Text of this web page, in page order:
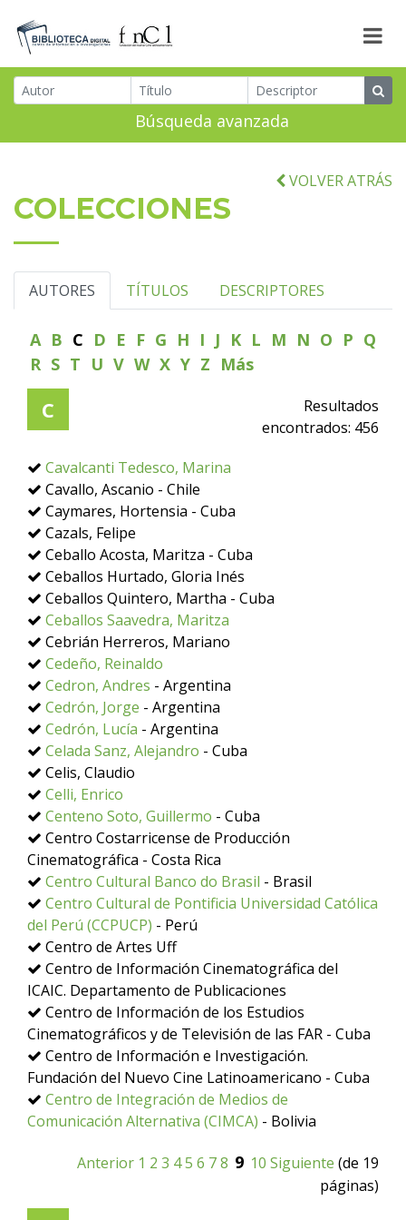
Búsqueda avanzada
VOLVER ATRÁS
COLECCIONES
AUTORES TÍTULOS DESCRIPTORES
A B C D E F G H I J K L M N O P Q
R S T U V W X Y Z Más
C
Resultados
encontrados: 456
Cavalcanti Tedesco, Marina
Cavallo, Ascanio - Chile
Caymares, Hortensia - Cuba
Cazals, Felipe
Ceballo Acosta, Maritza - Cuba
Ceballos Hurtado, Gloria Inés
Ceballos Quintero, Martha - Cuba
Ceballos Saavedra, Maritza
Cebrián Herreros, Mariano
Cedeño, Reinaldo
Cedron, Andres - Argentina
Cedrón, Jorge - Argentina
Cedrón, Lucía - Argentina
Celada Sanz, Alejandro - Cuba
Celis, Claudio
Celli, Enrico
Centeno Soto, Guillermo - Cuba
Centro Costarricense de Producción
Cinematográfica - Costa Rica
Centro Cultural Banco do Brasil - Brasil
Centro Cultural de Pontificia Universidad Católica
del Perú (CCPUCP) - Perú
Centro de Artes Uff
Centro de Información Cinematográfica del
ICAIC. Departamento de Publicaciones
Centro de Información de los Estudios
Cinematográficos y de Televisión de las FAR - Cuba
Centro de Información e Investigación.
Fundación del Nuevo Cine Latinoamericano - Cuba
Centro de Integración de Medios de
Comunicación Alternativa (CIMCA) - Bolivia
Anterior 1 2 3 45 6 78 9 10 Siguiente (de 19
páginas)